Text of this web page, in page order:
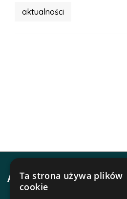
aktualności
Adres i kontakt
Ta strona używa plików
cookie